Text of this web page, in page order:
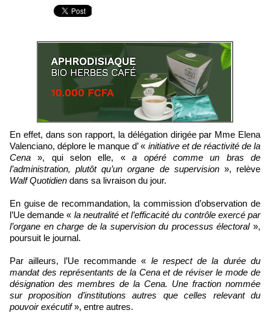
En effet, dans son rapport, la délégation dirigée par Mme Elena
Valenciano, déplore le manque d’ « initiative et de réactivité de la
Cena », qui selon elle, «a opéré comme un bras de
l’administration, plutôt qu’un organe de supervision », relève
Walf Quotidien dans sa livraison du jour.
En guise de recommandation, la commission d’observation de
l’Ue demande « la neutralité et l’efficacité du contrôle exercé par
l’organe en charge de la supervision du processus électoral»,
poursuit le journal.
Par ailleurs, l’Ue recommande « le respect de la durée du
mandat des représentants de la Cena et de réviser le mode de
désignation des membres de la Cena. Une fraction nommée
sur proposition d’institutions autres que celles relevant du
pouvoir exécutif», entre autres.